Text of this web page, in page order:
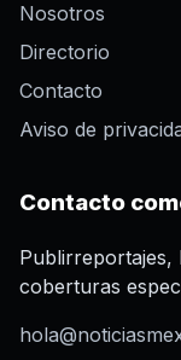
Nosotros
Directorio
Contacto
Aviso de
Contacto
Publirreportajes,
coberturas